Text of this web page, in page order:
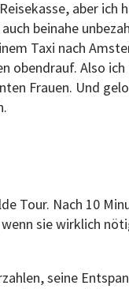
aber ich
beinahe
Taxi nach
obendrauf. Also
Frauen. Und
Tour. Nach 10
sie wirklich
seine